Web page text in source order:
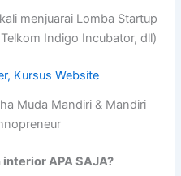
menjuarai Lomba Startup
Indigo Incubator, dll)
Muda Mandiri & Mandiri
interior APA SAJA?